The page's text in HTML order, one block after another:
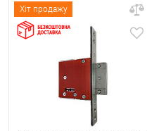
Хіт продажу